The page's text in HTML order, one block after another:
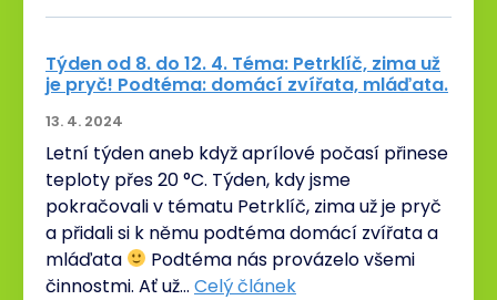
Týden od 8. do 12. 4. Téma: Petrklíč, zima už
je pryč! Podtéma: domácí zvířata, mláďata.
13. 4. 2024
Letní týden aneb když aprílové počasí přinese
teploty přes 20 °C. Týden, kdy jsme
pokračovali v tématu Petrklíč, zima už je pryč
a přidali si k němu podtéma domácí zvířata a
mláďata
Podtéma nás provázelo všemi
činnostmi. Ať už… Celý článek